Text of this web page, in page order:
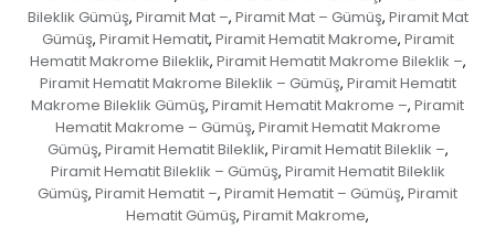
Bileklik Gümüş, Piramit Mat –, Piramit Mat – Gümüş, Piramit Mat
Gümüş, Piramit Hematit, Piramit Hematit Makrome, Piramit
Hematit Makrome Bileklik, Piramit Hematit Makrome Bileklik –,
Piramit Hematit Makrome Bileklik – Gümüş, Piramit Hematit
Makrome Bileklik Gümüş, Piramit Hematit Makrome –, Piramit
Hematit Makrome – Gümüş, Piramit Hematit Makrome
Gümüş, Piramit Hematit Bileklik, Piramit Hematit Bileklik –,
Piramit Hematit Bileklik – Gümüş, Piramit Hematit Bileklik
Gümüş, Piramit Hematit –, Piramit Hematit – Gümüş, Piramit
Hematit Gümüş, Piramit Makrome,